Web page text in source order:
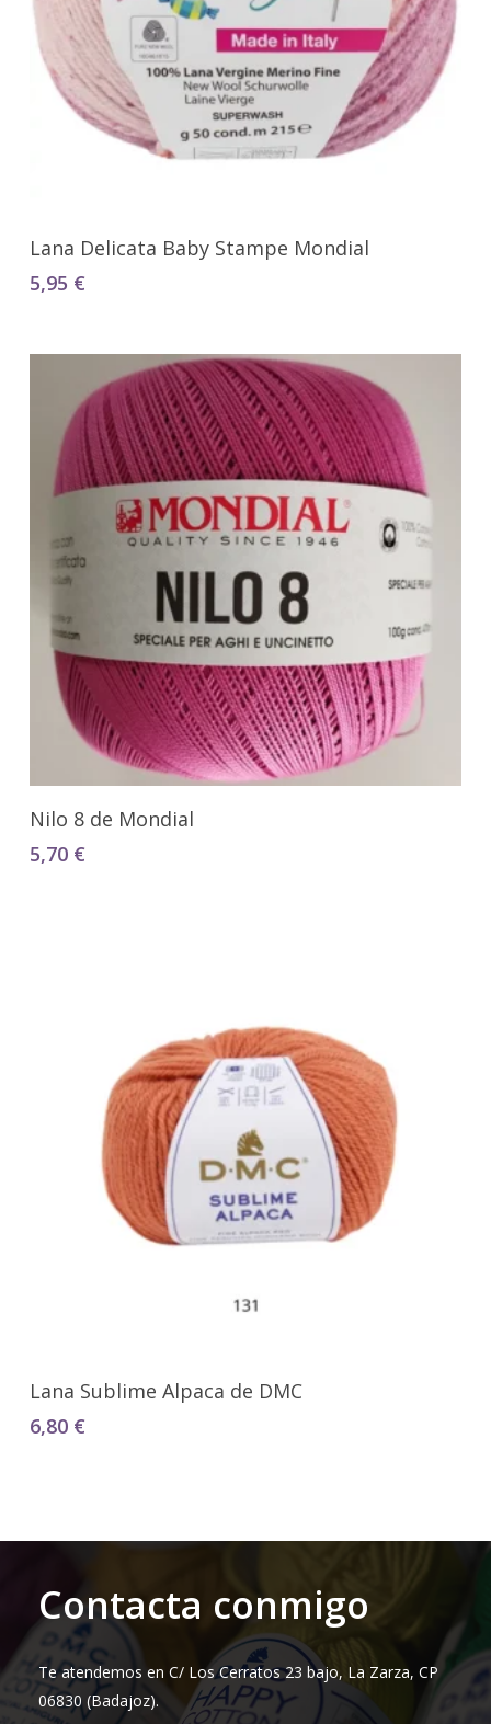
Seleccionar Opciones
Lana Delicata Baby Stampe Mondial
5,95 €
Seleccionar Opciones
Nilo 8 de Mondial
5,70 €
Seleccionar Opciones
Lana Sublime Alpaca de DMC
6,80 €
Contacta conmigo
Te atendemos en C/ Los Cerratos 23 bajo, La Zarza, CP
06830 (Badajoz).